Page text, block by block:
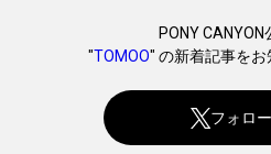
PONY
"TOMOO" の新着記事をお
フォロ